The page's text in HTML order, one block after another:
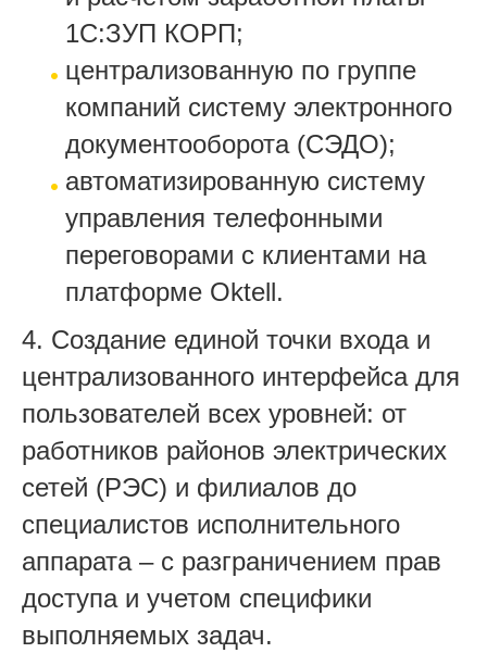
1С:ЗУП КОРП;
централизованную по группе
компаний систему электронного
документооборота (СЭДО);
автоматизированную систему
управления телефонными
переговорами с клиентами на
платформе Oktell.
4. Создание единой точки входа и
централизованного интерфейса для
пользователей всех уровней: от
работников районов электрических
сетей (РЭС) и филиалов до
специалистов исполнительного
аппарата – с разграничением прав
доступа и учетом специфики
выполняемых задач.